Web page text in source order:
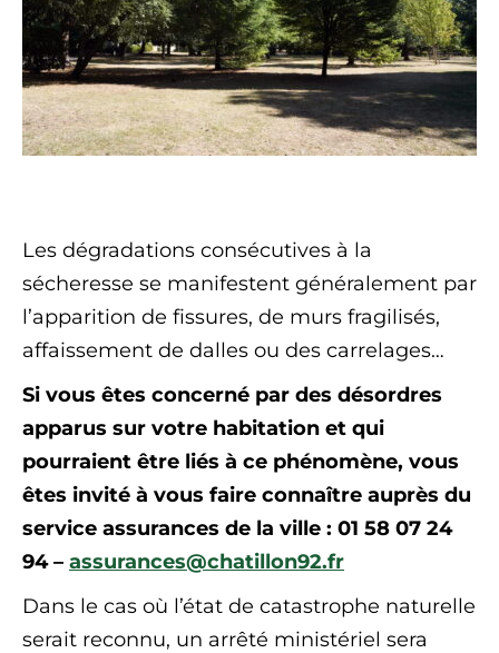
Les dégradations consécutives à la
sécheresse se manifestent généralement par
l’apparition de fissures, de murs fragilisés,
affaissement de dalles ou des carrelages…
Si vous êtes concerné par des désordres
apparus sur votre habitation et qui
pourraient être liés à ce phénomène, vous
êtes invité à vous faire connaître auprès du
service assurances de la ville : 01 58 07 24
94 – assurances@chatillon92.fr
Dans le cas où l’état de catastrophe naturelle
serait reconnu, un arrêté ministériel sera